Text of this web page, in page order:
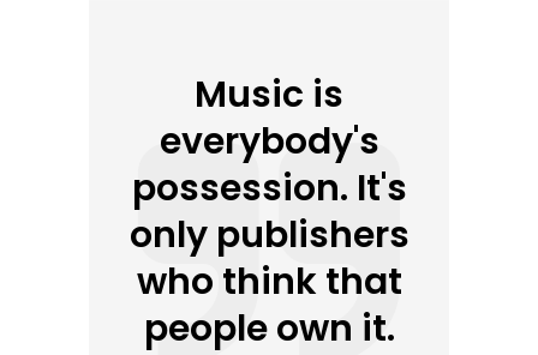
Music is
everybody's
possession. It's
only publishers
who think that
people own it.